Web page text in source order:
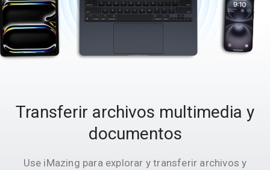
Transferir archivos multimedia y
documentos
Use iMazing para explorar y transferir archivos y